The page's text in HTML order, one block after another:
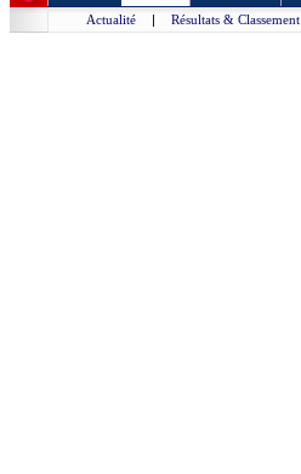
Actualité | Résultats & Classement